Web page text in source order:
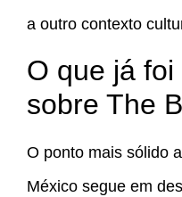
a outro contexto
O que já
sobre The
O ponto mais sólido
México segue em